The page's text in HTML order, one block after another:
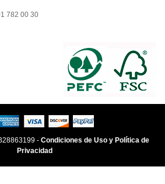
782 00 30
- Condiciones de Uso y Política de
Privacidad